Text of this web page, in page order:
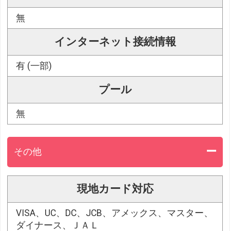
無
インターネット接続情報
有 (一部)
プール
無
その他
現地カード対応
VISA、UC、DC、JCB、アメックス、マスター、
ダイナース、ＪＡＬ